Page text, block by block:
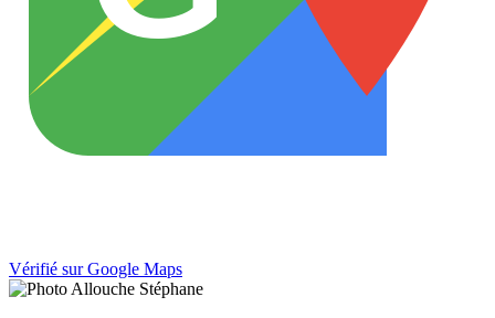
Vérifié sur Google Maps